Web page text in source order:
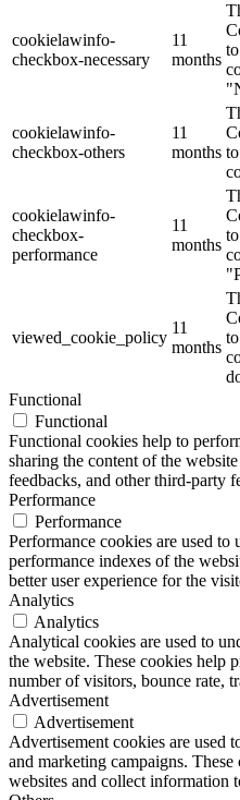
cookielawinfo-
checkbox-necessary
11
months
cookielawinfo-
checkbox-others
11
months
cookielawinfo-
checkbox-
performance
11
months
viewed_cookie_policy
11
months
Functional
Functional
Functional cookies help to
sharing the content of the
feedbacks, and other third-party
Performance
Performance
Performance cookies are used to
performance indexes of the
better user experience for the
Analytics
Analytics
Analytical cookies are used to
the website. These cookies help
number of visitors, bounce rate,
Advertisement
Advertisement
Advertisement cookies are used
and marketing campaigns.
websites and collect information